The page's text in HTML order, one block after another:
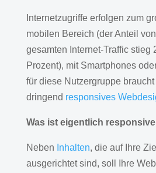
Internetzugriffe erfolgen zum
mobilen Bereich (der Anteil
gesamten Internet-Traffic stieg
Prozent), mit Smartphones
für diese Nutzergruppe
dringend responsives
Was ist eigentlich
Neben Inhalten, die auf Ihre
ausgerichtet sind, soll Ihre